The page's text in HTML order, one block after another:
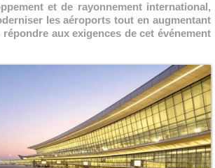
et de rayonnement international,
les aéroports tout en augmentant
aux exigences de cet événement